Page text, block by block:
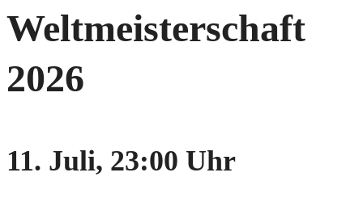
Weltmeisterschaft
2026
11. Juli, 23:00 Uhr